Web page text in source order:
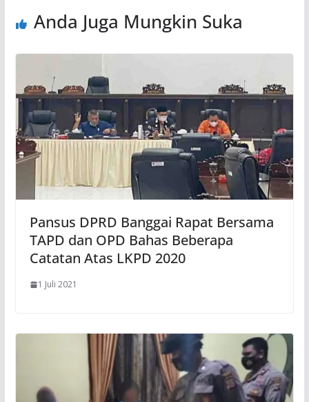
Anda Juga Mungkin Suka
Pansus DPRD Banggai Rapat Bersama
TAPD dan OPD Bahas Beberapa
Catatan Atas LKPD 2020
1 Juli 2021